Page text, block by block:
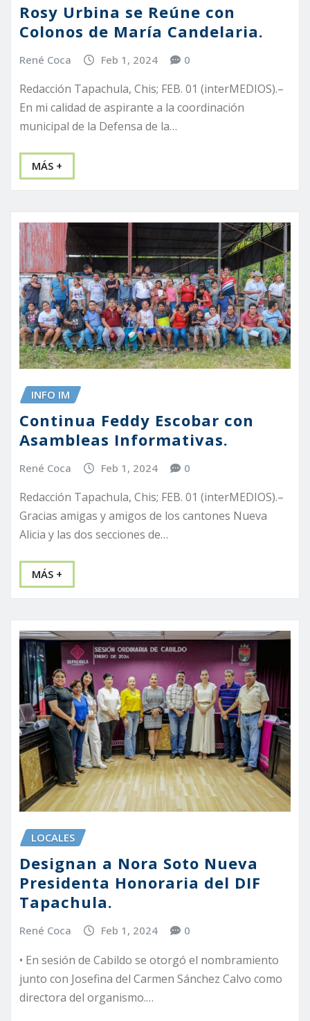
Rosy Urbina se Reúne con
Colonos de María Candelaria.
René Coca Feb 1, 2024 0
Redacción Tapachula, Chis; FEB. 01 (interMEDIOS).–
En mi calidad de aspirante a la coordinación
municipal de la Defensa de la…
MÁS +
INFO IM
Continua Feddy Escobar con
Asambleas Informativas.
René Coca Feb 1, 2024 0
Redacción Tapachula, Chis; FEB. 01 (interMEDIOS).–
Gracias amigas y amigos de los cantones Nueva
Alicia y las dos secciones de…
MÁS +
LOCALES
Designan a Nora Soto Nueva
Presidenta Honoraria del DIF
Tapachula.
René Coca Feb 1, 2024 0
• En sesión de Cabildo se otorgó el nombramiento
junto con Josefina del Carmen Sánchez Calvo como
directora del organismo.…